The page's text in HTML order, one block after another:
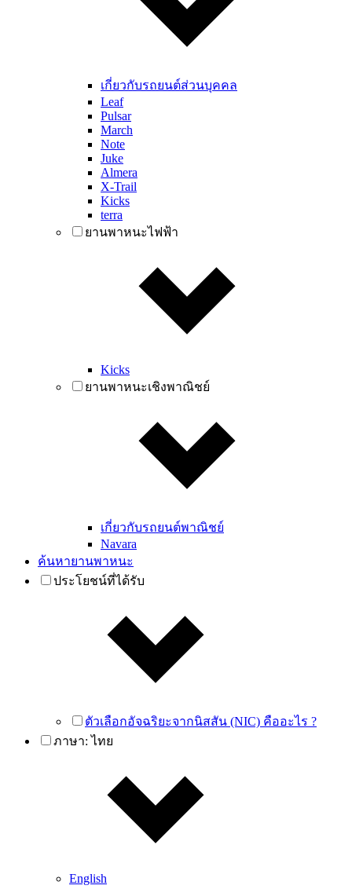
เกี่ยวกับรถยนต์ส่วนบุคคล
Leaf
Pulsar
March
Note
Juke
Almera
X-Trail
Kicks
terra
ยานพาหนะไฟฟ้า
Kicks
ยานพาหนะเชิงพาณิชย์
เกี่ยวกับรถยนต์พาณิชย์
Navara
ค้นหายานพาหนะ
ประโยชน์ที่ได้รับ
ตัวเลือกอัจฉริยะจากนิสสัน (NIC) คืออะไร ?
ภาษา:ไทย
English